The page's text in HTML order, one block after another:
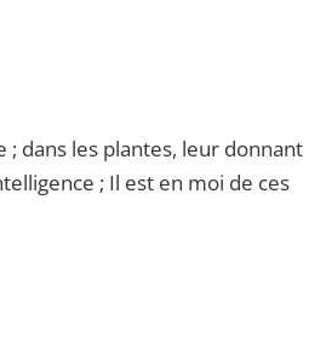
; dans les plantes, leur donnant
; Il est en moi de ces